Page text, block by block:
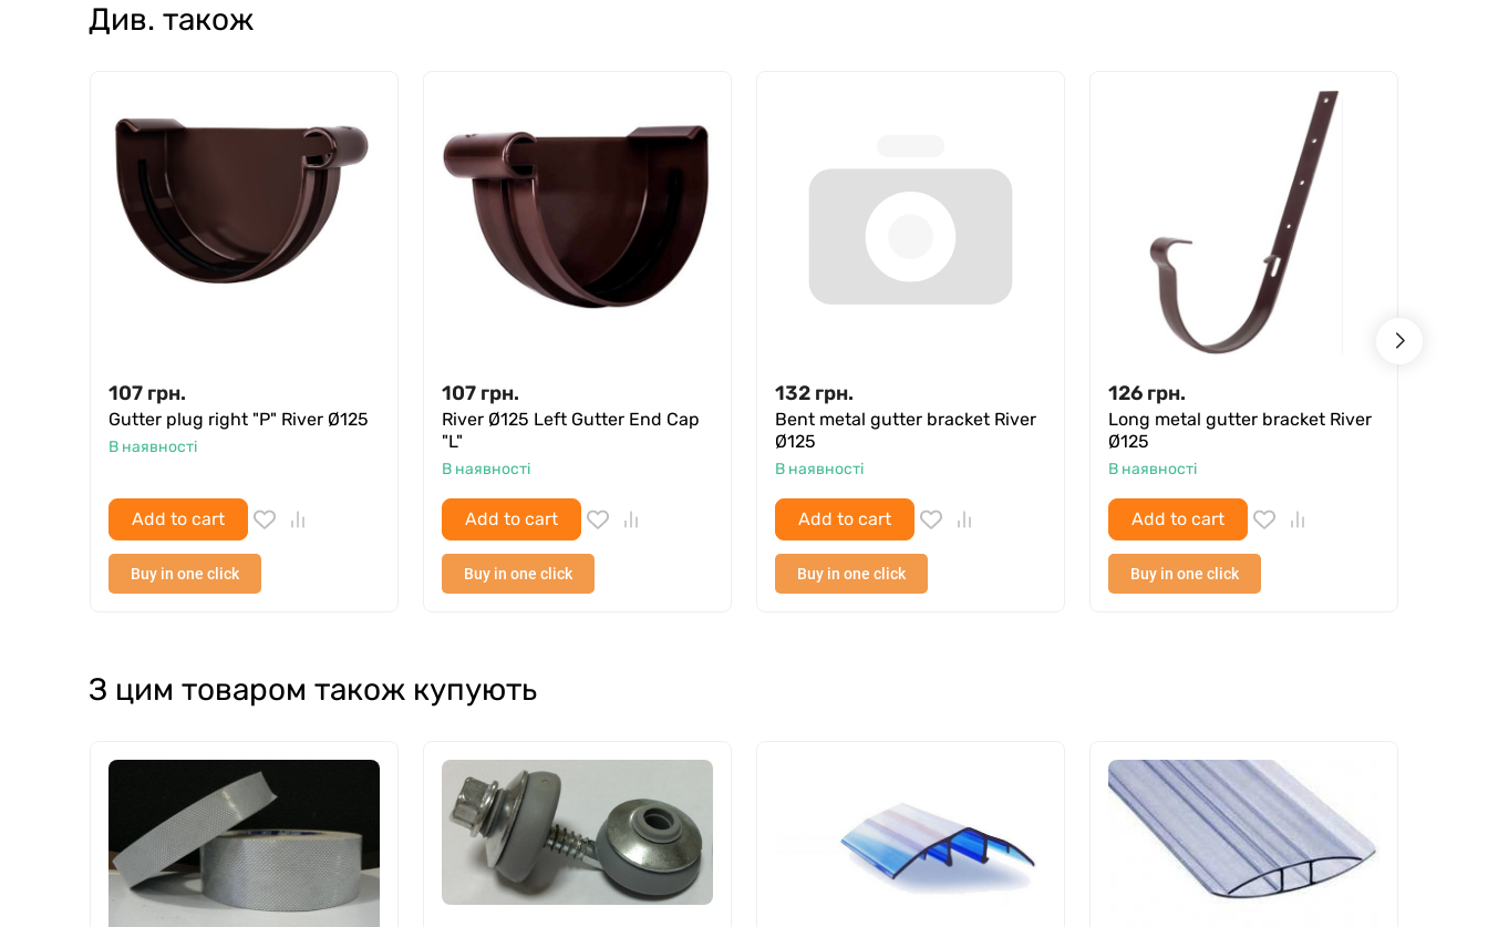
Див. також
107 грн.
Gutter plug right "P" River Ø125
В наявності
Add to cart
Buy in one click
107 грн.
River Ø125 Left Gutter End Cap
"L"
В наявності
Add to cart
Buy in one click
132 грн.
Bent metal gutter bracket River
Ø125
В наявності
Add to cart
Buy in one click
126 грн.
Long metal gutter bracket River
Ø125
В наявності
Add to cart
Buy in one click
З цим товаром також купують